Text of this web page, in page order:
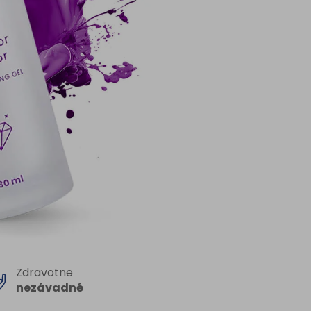
Zdravotne
nezávadné